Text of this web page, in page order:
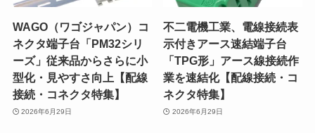
WAGO（ワゴジャパン）コ
ネクタ端子台「PM32シリ
ーズ」従来品からさらに小
型化・見やすさ向上【配線
接続・コネクタ特集】
2026年6月29日
不二電機工業、電線接続表
示付きアース速結端子台
「TPG形」アース線接続作
業を速結化【配線接続・コ
ネクタ特集】
2026年6月29日